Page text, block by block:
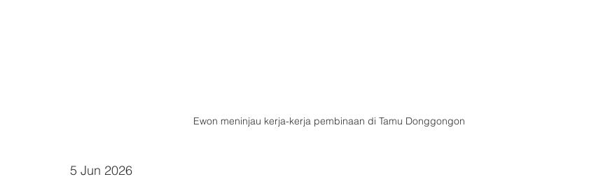
Ewon meninjau kerja-kerja pembinaan di Tamu Donggongon
5 Jun 2026